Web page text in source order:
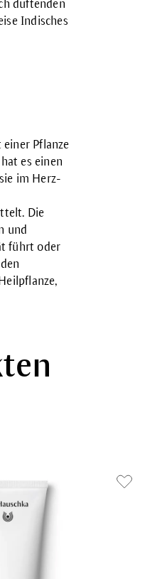
duftenden
Indisches
Pflanze
es einen
im Herz-
Die
und
führt oder